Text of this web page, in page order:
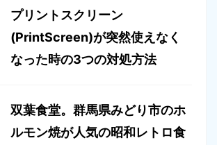
プリントスクリーン
(PrintScreen)が突然使えなく
なった時の3つの対処方法
双葉食堂。群馬県みどり市のホ
ルモン焼が人気の昭和レトロ食